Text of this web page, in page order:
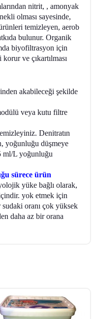
nitrit, , amonyak
olması sayesinde,
temizleyen, aerob
bulunur. Organik
biyofiltrasyon için
ve çıkartılması
akabileceği şekilde
veya kutu filtre
Denitratın
yoğunluğu düşmeye
ml/L yoğunluğu
sürece ürün
yüke bağlı olarak,
yok etmek için
sudaki oranı çok yüksek
daha az bir orana